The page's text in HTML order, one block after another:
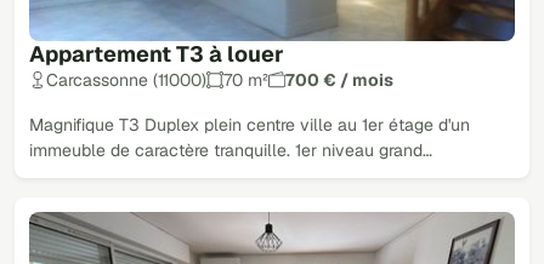
Appartement T3 à louer
Carcassonne (11000) 70 m² 700 € / mois
Magnifique T3 Duplex plein centre ville au 1er étage d'un
immeuble de caractère tranquille. 1er niveau grand…